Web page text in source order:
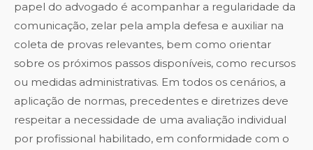
papel do advogado é acompanhar a regularidade da
comunicação, zelar pela ampla defesa e auxiliar na
coleta de provas relevantes, bem como orientar
sobre os próximos passos disponíveis, como recursos
ou medidas administrativas. Em todos os cenários, a
aplicação de normas, precedentes e diretrizes deve
respeitar a necessidade de uma avaliação individual
por profissional habilitado, em conformidade com o